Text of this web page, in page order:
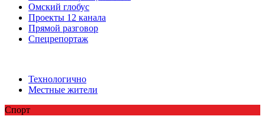
Омский глобус
Проекты 12 канала
Прямой разговор
Спецрепортаж
Технологично
Местные жители
Спорт